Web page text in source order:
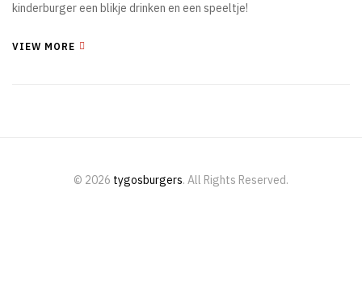
kinderburger een blikje drinken en een speeltje!
VIEW MORE
© 2026 tygosburgers. All Rights Reserved.